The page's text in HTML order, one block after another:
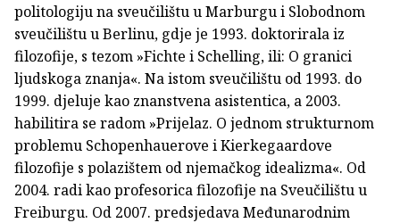
politologiju na sveučilištu u Marburgu i Slobodnom
sveučilištu u Berlinu, gdje je 1993. doktorirala iz
filozofije, s tezom »Fichte i Schelling, ili: O granici
ljudskoga znanja«. Na istom sveučilištu od 1993. do
1999. djeluje kao znanstvena asistentica, a 2003.
habilitira se radom »Prijelaz. O jednom strukturnom
problemu Schopenhauerove i Kierkegaardove
filozofije s polazištem od njemačkog idealizma«. Od
2004. radi kao profesorica filozofije na Sveučilištu u
Freiburgu. Od 2007. predsjedava Međunarodnim